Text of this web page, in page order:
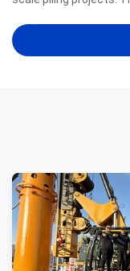
power, efficiency, and